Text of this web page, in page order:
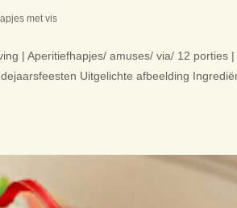
met vis
| Aperitiefhapjes/ amuses/ via/ 12
Uitgelichte afbeelding